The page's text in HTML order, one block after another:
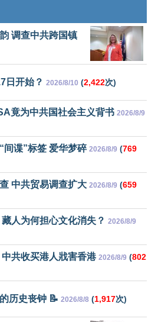
调查中共跨国镇
日开始？ 2026/8/10 (2,422次)
竟为中共国社会主义背书 2026/8/9
间谍”标签 爱华梦碎 2026/8/9 (769
中共贸易调查扩大 2026/8/9 (659
人为何担心文化消失？ 2026/8/9
共收买港人戕害香港 2026/8/9 (802
历史丧钟 📝 2026/8/8 (1,917次)